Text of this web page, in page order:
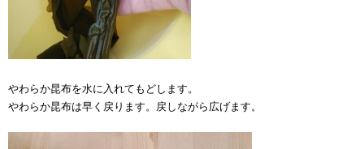
やわらか昆布を水に入れてもどします。
やわらか昆布は早く戻ります。戻しながら広げます。